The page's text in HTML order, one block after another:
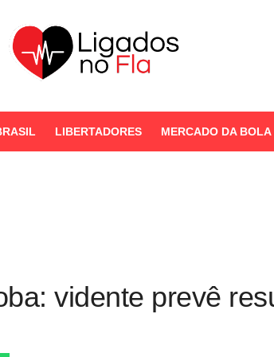
LIBERTADORES MERCADO DA BOLA
vidente prevê